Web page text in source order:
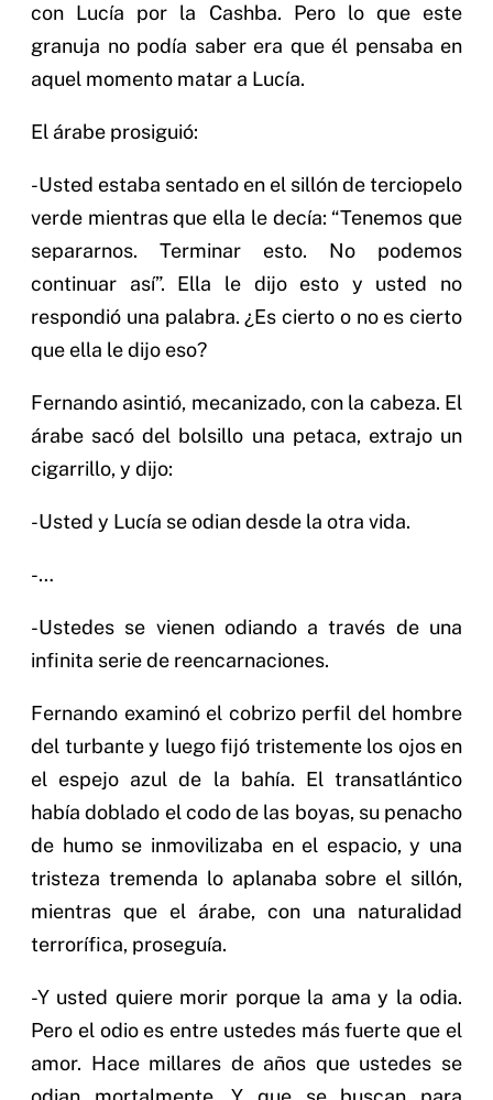
con Lucía por la Cashba. Pero lo que este
granuja no podía saber era que él pensaba en
aquel momento matar a Lucía.
El árabe prosiguió:
-Usted estaba sentado en el sillón de terciopelo
verde mientras que ella le decía: “Tenemos que
separarnos. Terminar esto. No podemos
continuar así”. Ella le dijo esto y usted no
respondió una palabra. ¿Es cierto o no es cierto
que ella le dijo eso?
Fernando asintió, mecanizado, con la cabeza. El
árabe sacó del bolsillo una petaca, extrajo un
cigarrillo, y dijo:
-Usted y Lucía se odian desde la otra vida.
-…
-Ustedes se vienen odiando a través de una
infinita serie de reencarnaciones.
Fernando examinó el cobrizo perfil del hombre
del turbante y luego fijó tristemente los ojos en
el espejo azul de la bahía. El transatlántico
había doblado el codo de las boyas, su penacho
de humo se inmovilizaba en el espacio, y una
tristeza tremenda lo aplanaba sobre el sillón,
mientras que el árabe, con una naturalidad
terrorífica, proseguía.
-Y usted quiere morir porque la ama y la odia.
Pero el odio es entre ustedes más fuerte que el
amor. Hace millares de años que ustedes se